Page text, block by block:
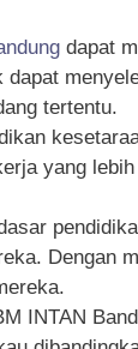
dapat
tertentu.
yang
Dengan
INTAN